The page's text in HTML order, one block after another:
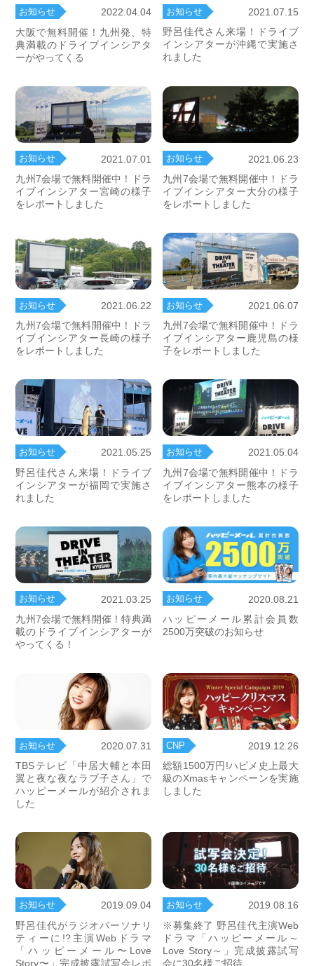
お知らせ
2022.04.04
大阪で無料開催！九州発、特
典満載のドライブインシアタ
ーがやってくる
お知らせ
2021.07.15
野呂佳代さん来場！ドライブ
インシアターが沖縄で実施さ
れました
お知らせ
2021.07.01
九州7会場で無料開催中！ドラ
イブインシアター宮崎の様子
をレポートしました
お知らせ
2021.06.23
九州7会場で無料開催中！ドラ
イブインシアター大分の様子
をレポートしました
お知らせ
2021.06.22
九州7会場で無料開催中！ドラ
イブインシアター長崎の様子
をレポートしました
お知らせ
2021.06.07
九州7会場で無料開催中！ドラ
イブインシアター鹿児島の様
子をレポートしました
お知らせ
2021.05.25
野呂佳代さん来場！ドライブ
インシアターが福岡で実施さ
れました
お知らせ
2021.05.04
九州7会場で無料開催中！ドラ
イブインシアター熊本の様子
をレポートしました
お知らせ
2021.03.25
九州7会場で無料開催！特典満
載のドライブインシアターが
やってくる！
お知らせ
2020.08.21
ハッピーメール累計会員数
2500万突破のお知らせ
お知らせ
2020.07.31
TBSテレビ「中居大輔と本田
翼と夜な夜なラブ子さん」で
ハッピーメールが紹介されま
した
CNP
2019.12.26
総額1500万円!ハピメ史上最大
級のXmasキャンペーンを実施
しました
お知らせ
2019.09.04
野呂佳代がラジオパーソナリ
ティーに!?主演Webドラマ
「ハッピーメール〜Love
Story〜」完成披露試写会レポ
お知らせ
2019.08.16
※募集終了 野呂佳代主演Web
ドラマ「ハッピーメール～
Love Story～」完成披露試写
会に30名様ご招待